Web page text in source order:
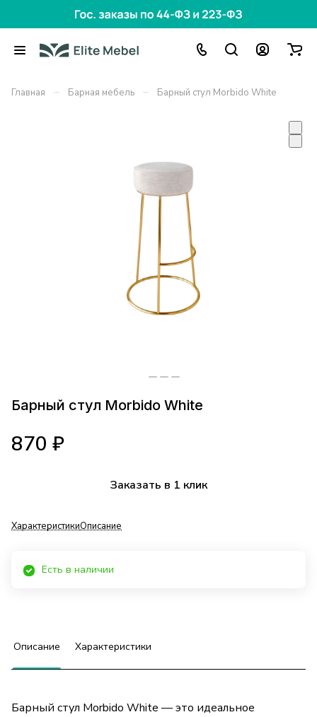
Главная – Барная мебель – Барный стул Morbido White
Барный стул Morbido White
870 ₽
Заказать в 1 клик
ХарактеристикиОписание
Есть в наличии
Описание Характеристики
Барный стул Morbido White — это идеальное